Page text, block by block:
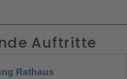
Auftritte